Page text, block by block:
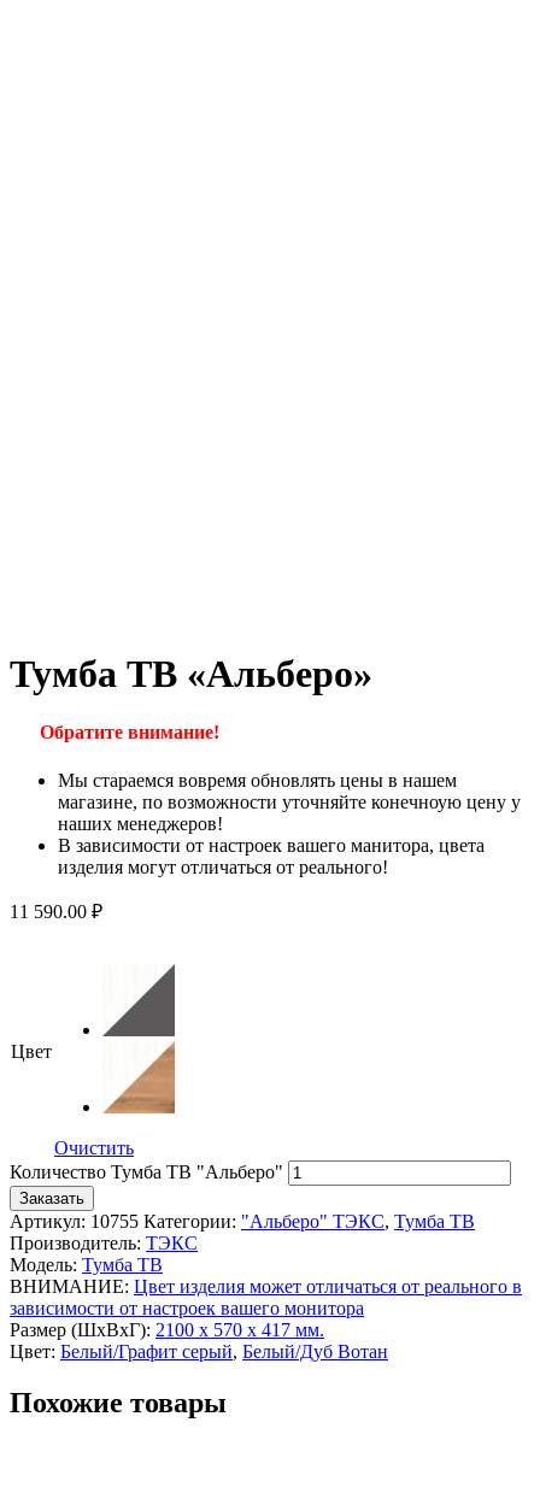
Тумба ТВ «Альберо»
Обратите внимание!
Мы стараемся вовремя обновлять цены в нашем
магазине, по возможности уточняйте конечноую цену у
наших менеджеров!
В зависимости от настроек вашего манитора, цвета
изделия могут отличаться от реального!
11 590.00 ₽
Цвет
Очистить
Количество Тумба ТВ "Альберо"
Заказать
Артикул: 10755 Категории: "Альберо" ТЭКС, Тумба ТВ
Производитель: ТЭКС
Модель: Тумба ТВ
ВНИМАНИЕ: Цвет изделия может отличаться от реального в
зависимости от настроек вашего монитора
Размер (ШхВхГ): 2100 х 570 х 417 мм.
Цвет: Белый/Графит серый, Белый/Дуб Вотан
Похожие товары